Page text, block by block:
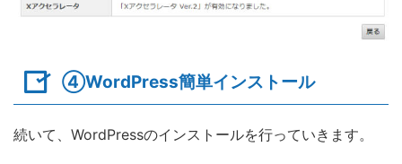
④WordPress簡単インストール
続いて、WordPressのインストールを行っていきます。